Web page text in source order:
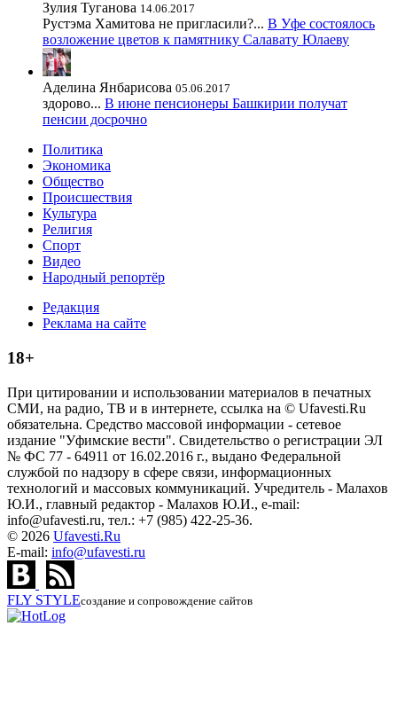
Зулия Туганова 14.06.2017
Рустэма Хамитова не пригласили?... В Уфе состоялось
возложение цветов к памятнику Салавату Юлаеву
Аделина Янбарисова 05.06.2017
здорово... В июне пенсионеры Башкирии получат
пенсии досрочно
Политика
Экономика
Общество
Происшествия
Культура
Религия
Спорт
Видео
Народный репортёр
Редакция
Реклама на сайте
18+
При цитировании и использовании материалов в печатных
СМИ, на радио, ТВ и в интернете, ссылка на © Ufavesti.Ru
обязательна. Средство массовой информации - сетевое
издание "Уфимские вести". Свидетельство о регистрации ЭЛ
№ ФС 77 - 64911 от 16.02.2016 г., выдано Федеральной
службой по надзору в сфере связи, информационных
технологий и массовых коммуникаций. Учредитель - Малахов
Ю.И., главный редактор - Малахов Ю.И., e-mail:
info@ufavesti.ru, тел.: +7 (985) 422-25-36.
© 2026 Ufavesti.Ru
E-mail: info@ufavesti.ru
FLY STYLEсоздание и сопровождение сайтов